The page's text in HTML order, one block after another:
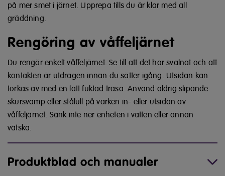
på mer smet i järnet. Upprepa tills du är klar med all
gräddning.
Rengöring av våffeljärnet
Du rengör enkelt våffeljärnet. Se till att det har svalnat och att
kontakten är utdragen innan du sätter igång. Utsidan kan
torkas av med en lätt fuktad trasa.Använd aldrig slipande
skursvamp eller stålull på varken in- eller utsidan av
våffeljärnet. Sänk inte ner enheten i vatten eller annan
vätska.
Produktblad och manualer